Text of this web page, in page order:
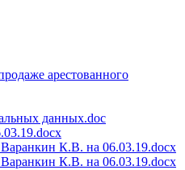
арестованного
данных.doc
К.В. на 06.03.19.docx
К.В. на 06.03.19.docx